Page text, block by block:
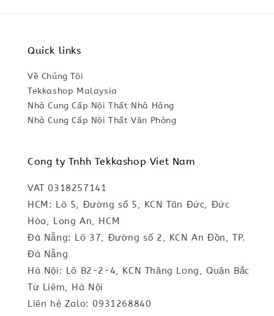
Quick links
Về Chúng Tôi
Tekkashop Malaysia
Nhà Cung Cấp Nội Thất Nhà Hàng
Nhà Cung Cấp Nội Thất Văn Phòng
Cong ty Tnhh Tekkashop Viet Nam
VAT 0318257141
HCM: Lô 5, Đường số 5, KCN Tân Đức, Đức
Hòa, Long An, HCM
Đà Nẵng: Lô 37, Đường số 2, KCN An Đồn, TP.
Đà Nẵng
Hà Nội: Lô B2-2-4, KCN Thăng Long, Quận Bắc
Từ Liêm, Hà Nội
Liên hệ Zalo: 0931268840